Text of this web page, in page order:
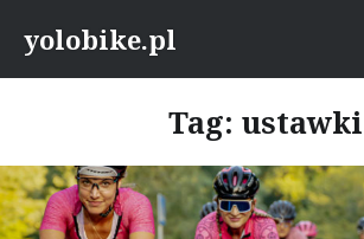
yolobike.pl
Tag: ustawki